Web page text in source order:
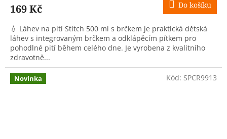
169 Kč Do košíku
💧 Láhev na pití Stitch 500 ml s brčkem je praktická dětská
láhev s integrovaným brčkem a odklápěcím pítkem pro
pohodlné pití během celého dne. Je vyrobena z kvalitního
zdravotně...
Novinka Kód: SPCR9913